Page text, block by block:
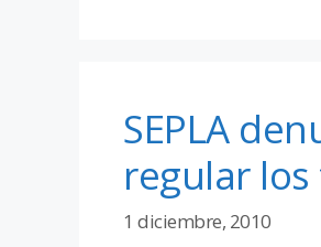
SEPLA
regular
1 diciembre, 2010